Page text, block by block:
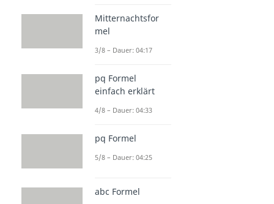
Mitternachtsfor
mel
3/8 – Dauer: 04:17
pq Formel
einfach erklärt
4/8 – Dauer: 04:33
pq Formel
5/8 – Dauer: 04:25
abc Formel